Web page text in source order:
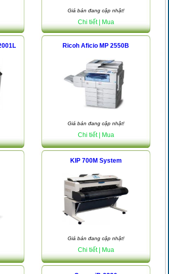
Giá bán đang cập nhật!
Chi tiết | Mua
Ricoh Aficio MP 2550B
Giá bán đang cập nhật!
Chi tiết | Mua
KIP 700M System
Giá bán đang cập nhật!
Chi tiết | Mua